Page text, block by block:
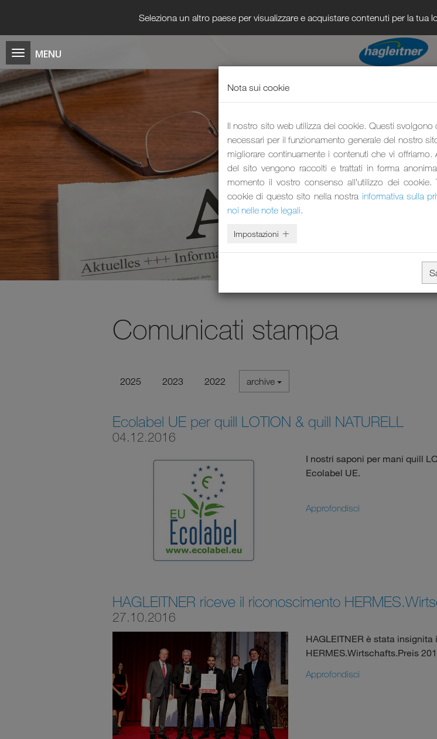
Seleziona un altro paese per visualizzare e acquistare contenuti per la tua
Comunicati stampa
2025 2023 2022 archive
Ecolabel UE per quill LOTION & quill NATURELL
04.12.2016
I nostri saponi per mani quill
Ecolabel UE.
Approfondisci
HAGLEITNER riceve il riconoscimento
27.10.2016
HAGLEITNER è stata
HERMES.Wirtschafts.Preis
Approfondisci
Nota sui cookie
Il nostro sito web utilizza dei cookie. Questi svolgono
necessari per il funzionamento generale del nostro
migliorare continuamente i contenuti che vi
del sito vengono raccolti e trattati in forma
momento il vostro consenso all’utilizzo dei cookie.
cookie di questo sito nella nostra informativa sulla
noi nelle note legali.
Impostazioni